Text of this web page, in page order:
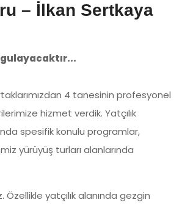
– İlkan Sertkaya
4 tanesinin profesyonel
hizmet verdik. Yatçılık
spesifik konulu programlar,
yürüyüş turları alanlarında
yatçılık alanında gezgin